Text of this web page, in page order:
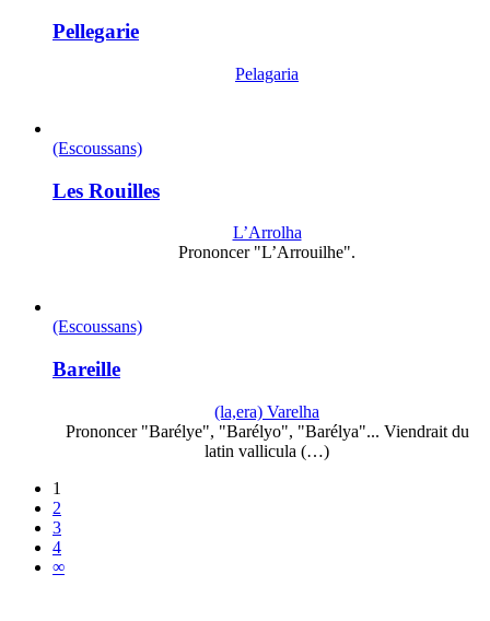
Pellegarie
Pelagaria
(Escoussans)
Les Rouilles
L’Arrolha
Prononcer "L’Arrouilhe".
(Escoussans)
Bareille
(la,era) Varelha
Prononcer "Barélye", "Barélyo", "Barélya"... Viendrait du
latin vallicula (…)
1
2
3
4
∞